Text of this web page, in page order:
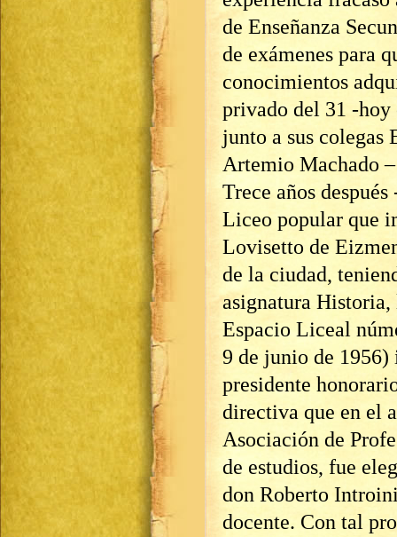
de Enseñanza
de exámenes para
conocimientos
privado del 31 -
junto a sus
Artemio Machado
Trece años
Liceo popular que
Lovisetto de
de la ciudad,
asignatura
Espacio Liceal
9 de junio de
presidente
directiva que en el
Asociación de
de estudios, fue
don Roberto
docente. Con tal